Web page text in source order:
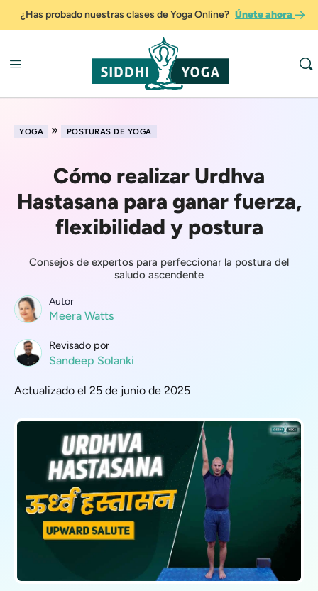
¿Has probado nuestras clases de Yoga Online? Únete ahora
YOGA » POSTURAS DE YOGA
Cómo realizar Urdhva
Hastasana para ganar fuerza,
flexibilidad y postura
Consejos de expertos para perfeccionar la postura del
saludo ascendente
Autor
Meera Watts
Revisado por
Sandeep Solanki
Actualizado el 25 de junio de 2025